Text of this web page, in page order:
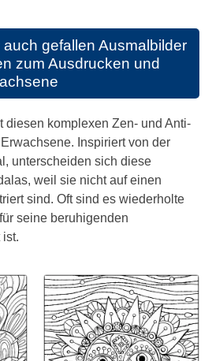
gefallen Ausmalbilder
zum Ausdrucken und
diesen komplexen Zen- und Anti-
Inspiriert von der
unterscheiden sich diese
weil sie nicht auf einen
sind. Oft sind es wiederholte
seine beruhigenden
ist.